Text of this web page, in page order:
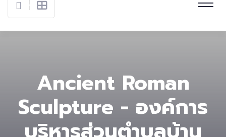
Ancient Roman
Sculpture - องค์การ